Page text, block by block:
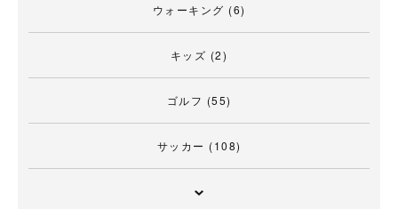
ウォーキング (6)
キッズ (2)
ゴルフ (55)
サッカー (108)